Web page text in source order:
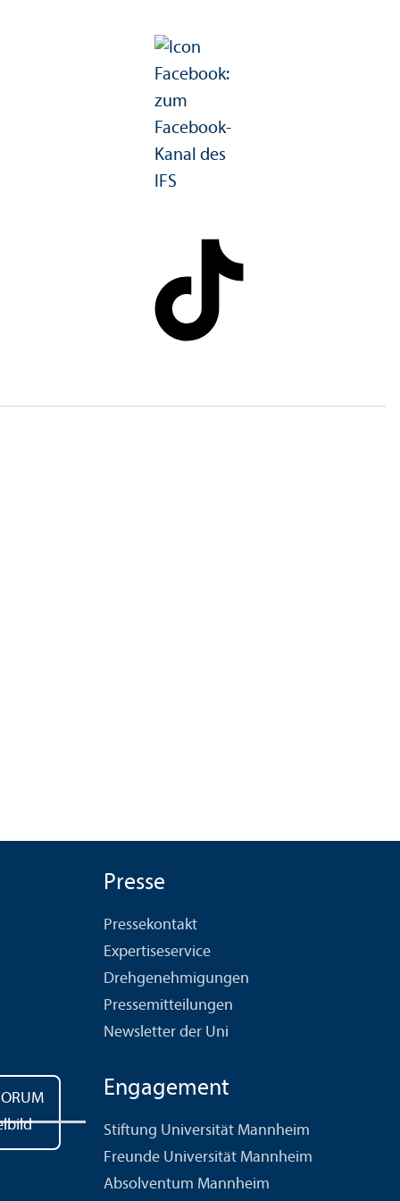
Presse
Pressekontakt
Expertiseservice
Drehgenehmigungen
Pressemitteilungen
Newsletter der Uni
Engagement
Stiftung Universität Mannheim
Freunde Universität Mannheim
Absolventum Mannheim